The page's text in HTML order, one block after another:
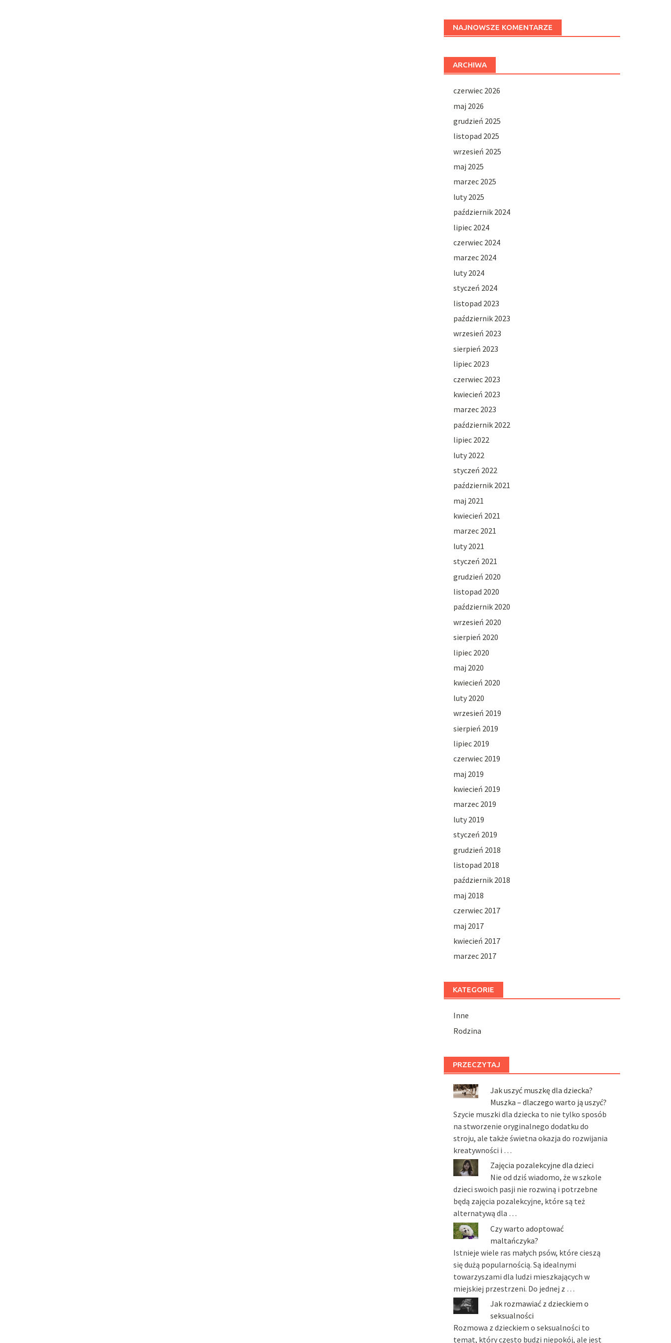
NAJNOWSZE KOMENTARZE
ARCHIWA
czerwiec 2026
maj 2026
grudzień 2025
listopad 2025
wrzesień 2025
maj 2025
marzec 2025
luty 2025
październik 2024
lipiec 2024
czerwiec 2024
marzec 2024
luty 2024
styczeń 2024
listopad 2023
październik 2023
wrzesień 2023
sierpień 2023
lipiec 2023
czerwiec 2023
kwiecień 2023
marzec 2023
październik 2022
lipiec 2022
luty 2022
styczeń 2022
październik 2021
maj 2021
kwiecień 2021
marzec 2021
luty 2021
styczeń 2021
grudzień 2020
listopad 2020
październik 2020
wrzesień 2020
sierpień 2020
lipiec 2020
maj 2020
kwiecień 2020
luty 2020
wrzesień 2019
sierpień 2019
lipiec 2019
czerwiec 2019
maj 2019
kwiecień 2019
marzec 2019
luty 2019
styczeń 2019
grudzień 2018
listopad 2018
październik 2018
maj 2018
czerwiec 2017
maj 2017
kwiecień 2017
marzec 2017
KATEGORIE
Inne
Rodzina
PRZECZYTAJ
Jak uszyć muszkę dla dziecka?
Muszka – dlaczego warto ją uszyć?
Szycie muszki dla dziecka to nie tylko sposób
na stworzenie oryginalnego dodatku do
stroju, ale także świetna okazja do rozwijania
kreatywności i …
Zajęcia pozalekcyjne dla dzieci
Nie od dziś wiadomo, że w szkole
dzieci swoich pasji nie rozwiną i potrzebne
będą zajęcia pozalekcyjne, które są też
alternatywą dla …
Czy warto adoptować
maltańczyka?
Istnieje wiele ras małych psów, które cieszą
się dużą popularnością. Są idealnymi
towarzyszami dla ludzi mieszkających w
miejskiej przestrzeni. Do jednej z …
Jak rozmawiać z dzieckiem o
seksualności
Rozmowa z dzieckiem o seksualności to
temat, który często budzi niepokój, ale jest